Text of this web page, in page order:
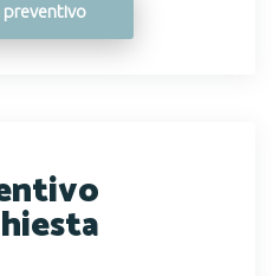
preventivo